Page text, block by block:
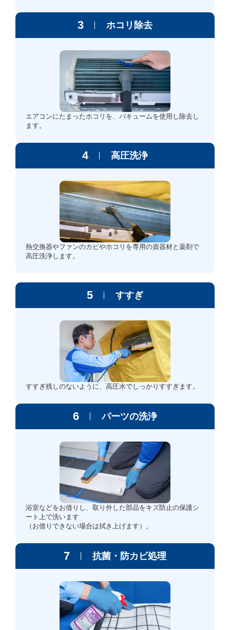
3 ホコリ除去
エアコンにたまったホコリを、バキュームを使用し除去し
ます。
4 高圧洗浄
熱交換器やファンのカビやホコリを専用の資器材と薬剤で
高圧洗浄します。
5 すすぎ
すすぎ残しのないように、高圧水でしっかりすすぎます。
6 パーツの洗浄
浴室などをお借りし、取り外した部品をキズ防止の保護シ
ート上で洗います
（お借りできない場合は拭き上げます）。
7 抗菌・防カビ処理